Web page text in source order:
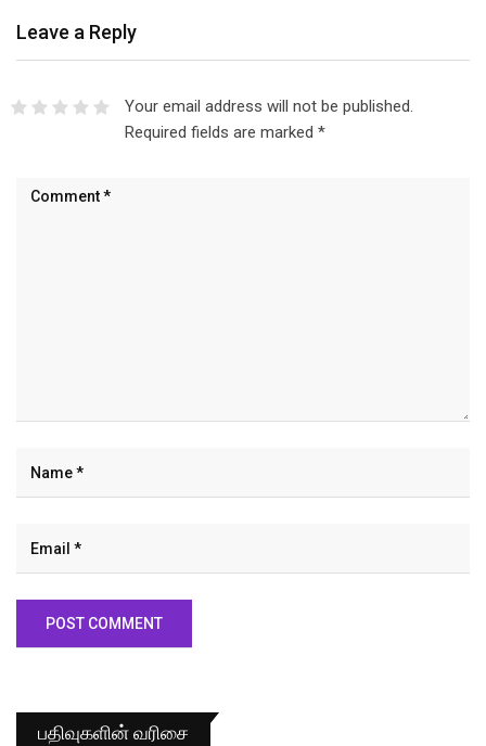
Leave a Reply
Your email address will not be published.
Required fields are marked *
பதிவுகளின் வரிசை